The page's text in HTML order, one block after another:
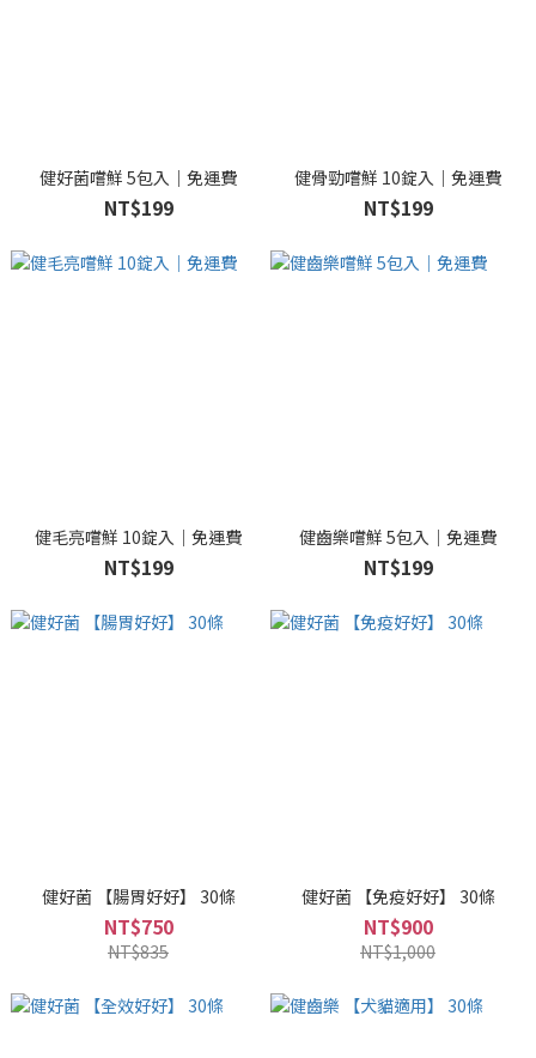
健好菌嚐鮮 5包入｜免運費
NT$199
健骨勁嚐鮮 10錠入｜免運費
NT$199
健毛亮嚐鮮 10錠入｜免運費
NT$199
健齒樂嚐鮮 5包入｜免運費
NT$199
健好菌 【腸胃好好】 30條
NT$750
NT$835
健好菌 【免疫好好】 30條
NT$900
NT$1,000